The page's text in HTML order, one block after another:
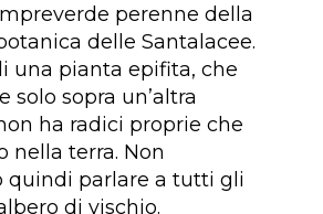
perenne della
delle Santalacee.
una pianta epifita, che
solo sopra un’altra
ha radici proprie che
nella terra. Non
quindi parlare a tutti gli
di vischio.